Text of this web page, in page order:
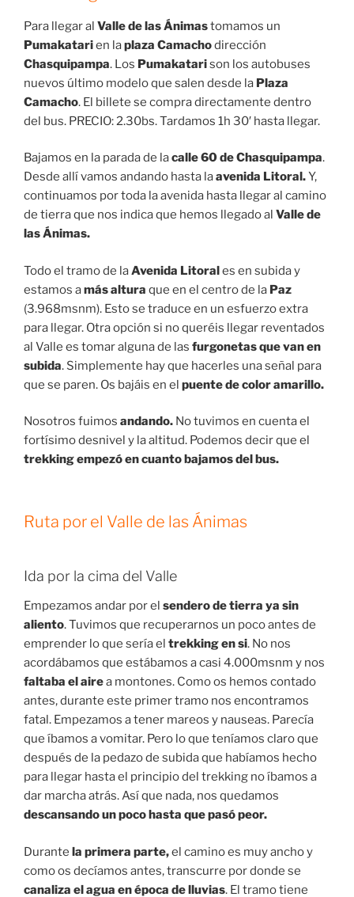
Para llegar al Valle de las Ánimastomamos un
Pumakatarien laplaza Camachodirección
Chasquipampa. Los Pumakatarison los autobuses
nuevos último modelo que salen desde la Plaza
Camacho. El billete se compra directamente dentro
del bus. PRECIO: 2.30bs. Tardamos 1h 30′ hasta llegar.
Bajamos en la parada de lacalle 60 de Chasquipampa.
Desde allí vamos andando hasta laavenida Litoral.Y,
continuamos por toda la avenida hasta llegar al camino
de tierra que nos indica que hemos llegado al Valle de
las Ánimas.
Todo el tramo de laAvenida Litorales en subida y
estamos amás altura que en el centro de la Paz
(3.968msnm). Esto se traduce en un esfuerzo extra
para llegar. Otra opción si no queréis llegar reventados
al Valle es tomar alguna de las furgonetas que van en
subida. Simplemente hay que hacerles una señal para
que se paren. Os bajáis en el puente de color amarillo.
Nosotros fuimos andando. No tuvimos en cuenta el
fortísimo desnivel y la altitud. Podemos decir que el
trekking empezó en cuanto bajamos del bus.
Ruta por el Valle de las Ánimas
Ida por la cima del Valle
Empezamos andar por el sendero de tierra ya sin
aliento. Tuvimos que recuperarnos un poco antes de
emprender lo que sería el trekking en si. No nos
acordábamos que estábamos a casi 4.000msnm y nos
faltaba el airea montones. Como os hemos contado
antes, durante este primer tramo nos encontramos
fatal. Empezamos a tener mareos y nauseas. Parecía
que íbamos a vomitar. Pero lo que teníamos claro que
después de la pedazo de subida que habíamos hecho
para llegar hasta el principio del trekking no íbamos a
dar marcha atrás. Así que nada, nos quedamos
descansando un poco hasta que pasó peor.
Durante la primera parte,el camino es muy ancho y
como os decíamos antes, transcurre por donde se
canaliza el agua en época de lluvias. El tramo tiene